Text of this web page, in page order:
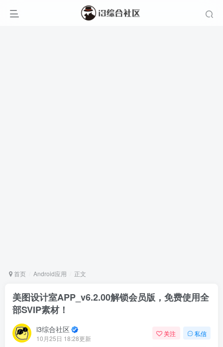
首页 Android应用 正文
美图设计室APP_v6.2.00解锁会员版，免费使用全
部SVIP素材！
i3综合社区
10月25日 18:28更新
关注 私信